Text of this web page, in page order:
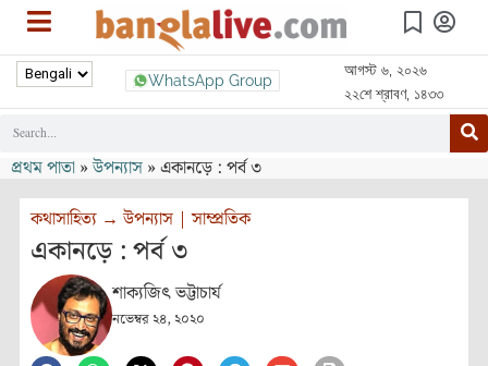
WhatsApp Group
আগস্ট ৬, ২০২৬
২২শে শ্রাবণ, ১৪৩৩
প্রথম পাতা »উপন্যাস »একানড়ে : পর্ব ৩
কথাসাহিত্য →উপন্যাস |সাম্প্রতিক
একানড়ে : পর্ব ৩
শাক্যজিৎ ভট্টাচার্য
নভেম্বর ২৪, ২০২০